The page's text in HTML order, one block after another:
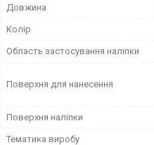
Довжина
Колір
Область застосування наліпки
Поверхня для нанесення
Поверхня наліпки
Тематика виробу